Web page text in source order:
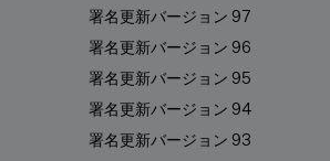
署名更新バージョン 97
署名更新バージョン 96
署名更新バージョン 95
署名更新バージョン 94
署名更新バージョン 93